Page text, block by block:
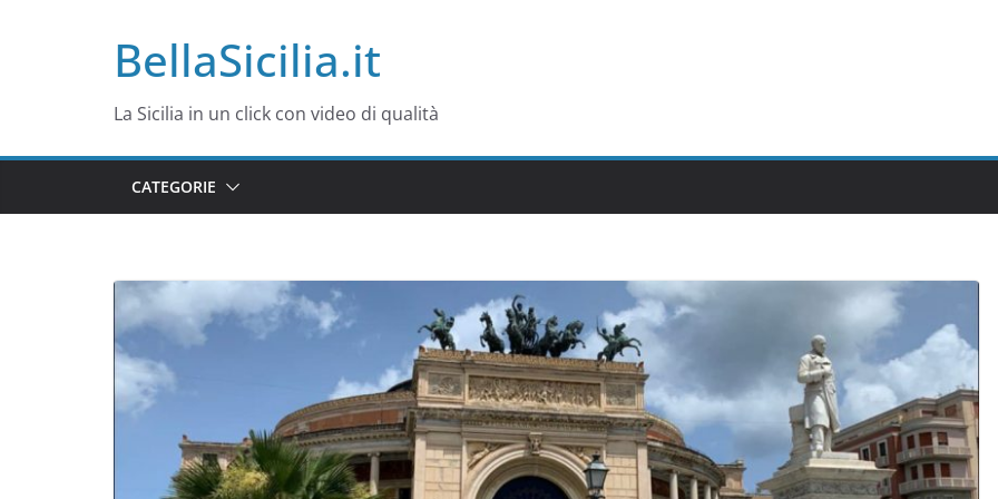
BellaSicilia.it
La Sicilia in un click con video di qualità
CATEGORIE